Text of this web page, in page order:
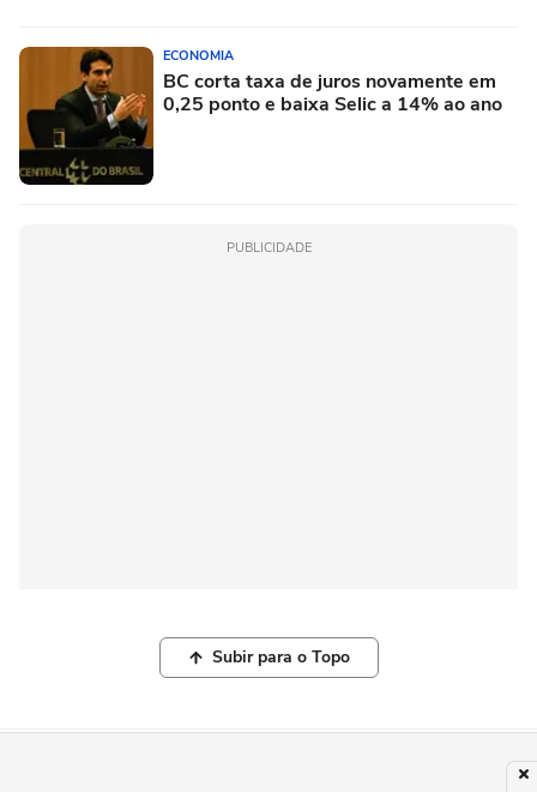
ECONOMIA
BC corta taxa de juros novamente em
0,25 ponto e baixa Selic a 14% ao ano
PUBLICIDADE
Subir para o Topo